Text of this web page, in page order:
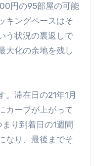
円の95部屋の可能
キングペースはそ
う状況の裏返しで
大化の余地を残し
。滞在日の21年1月
カーブが上がって
り到着日の1週間
なり、最後までそ